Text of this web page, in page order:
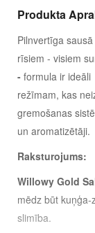
Produkta
Pilnvertīga
rīsiem - visiem
- formula ir
režīmam, kas
gremošanas
un aromatizētāji.
Raksturojums:
Willowy Gold
mēdz būt
slimība.